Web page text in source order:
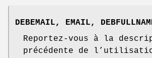
DEBEMAIL, EMAIL,
Reportez-vous à la
précédente de